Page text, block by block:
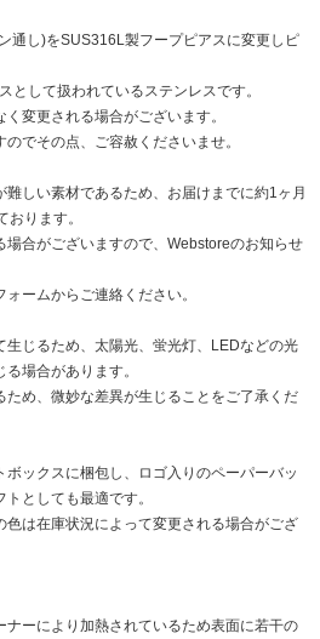
通し)をSUS316L製フープピアスに変更しピ
として扱われているステンレスです。
変更される場合がございます。
でその点、ご容赦くださいませ。
しい素材であるため、お届けまでに約1ヶ月
ります。
合がございますので、Webstoreのお知らせ
ームからご連絡ください。
じるため、太陽光、蛍光灯、LEDなどの光
場合があります。
ため、微妙な差異が生じることをご了承くだ
ックスに梱包し、ロゴ入りのペーパーバッ
としても最適です。
は在庫状況によって変更される場合がござ
ナーにより加熱されているため表面に若干の